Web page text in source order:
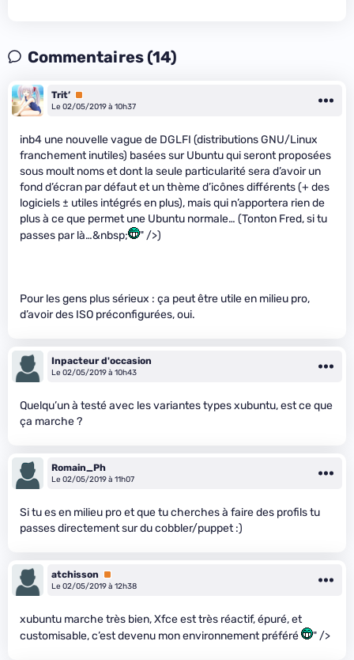
Commentaires (14)
Trit’ Premium
Le 02/05/2019 à 10h37
inb4 une nouvelle vague de DGLFI (distributions GNU/Linux
franchement inutiles) basées sur Ubuntu qui seront proposées
sous moult noms et dont la seule particularité sera d’avoir un
fond d’écran par défaut et un thème d’icônes différents (+ des
logiciels ± utiles intégrés en plus), mais qui n’apportera rien de
plus à ce que permet une Ubuntu normale… (Tonton Fred, si tu
passes par là…&nbsp;
" />)
Pour les gens plus sérieux : ça peut être utile en milieu pro,
d’avoir des ISO préconfigurées, oui.
Inpacteur d'occasion
Le 02/05/2019 à 10h43
Quelqu’un à testé avec les variantes types xubuntu, est ce que
ça marche ?
Romain_Ph
Le 02/05/2019 à 11h07
Si tu es en milieu pro et que tu cherches à faire des profils tu
passes directement sur du cobbler/puppet :)
atchisson
Premium
Le 02/05/2019 à 12h38
xubuntu marche très bien, Xfce est très réactif, épuré, et
customisable, c’est devenu mon environnement préféré
" />